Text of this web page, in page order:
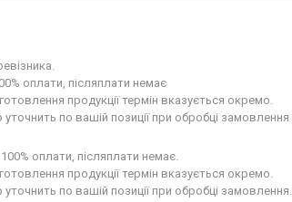
оплати, післяплати немає
продукції термін вказується окремо.
по вашій позиції при обробці замовлення
оплати, післяплати немає.
продукції термін вказується окремо.
по вашій позиції при обробці замовлення.